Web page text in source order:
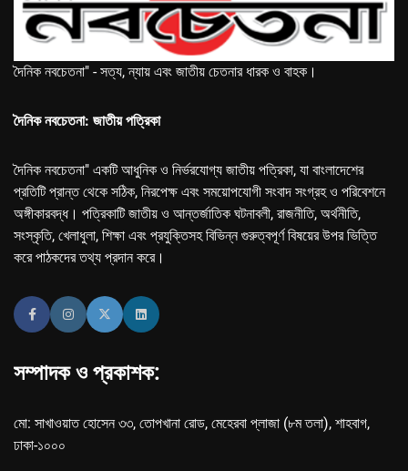
দৈনিক নবচেতনা" - সত্য, ন্যায় এবং জাতীয় চেতনার ধারক ও বাহক।
দৈনিক নবচেতনা: জাতীয় পত্রিকা
দৈনিক নবচেতনা" একটি আধুনিক ও নির্ভরযোগ্য জাতীয় পত্রিকা, যা বাংলাদেশের
প্রতিটি প্রান্ত থেকে সঠিক, নিরপেক্ষ এবং সময়োপযোগী সংবাদ সংগ্রহ ও পরিবেশনে
অঙ্গীকারবদ্ধ। পত্রিকাটি জাতীয় ও আন্তর্জাতিক ঘটনাবলী, রাজনীতি, অর্থনীতি,
সংস্কৃতি, খেলাধুলা, শিক্ষা এবং প্রযুক্তিসহ বিভিন্ন গুরুত্বপূর্ণ বিষয়ের উপর ভিত্তি
করে পাঠকদের তথ্য প্রদান করে।
সম্পাদক ও প্রকাশক:
মো: সাখাওয়াত হোসেন ৩৩, তোপখানা রোড, মেহেরবা প্লাজা (৮ম তলা), শাহবাগ,
ঢাকা-১০০০